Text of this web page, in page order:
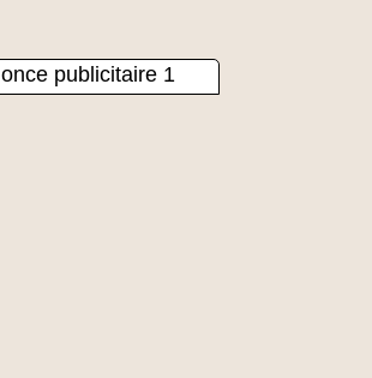
publicitaire 1